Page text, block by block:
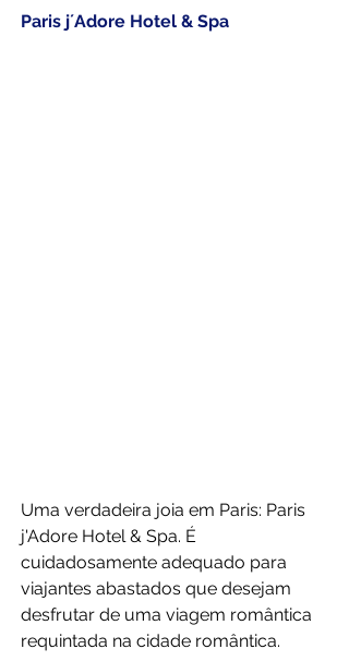
Paris j´Adore Hotel & Spa
Uma verdadeira joia em Paris: Paris
j'Adore Hotel & Spa. É
cuidadosamente adequado para
viajantes abastados que desejam
desfrutar de uma viagem romântica
requintada na cidade romântica.